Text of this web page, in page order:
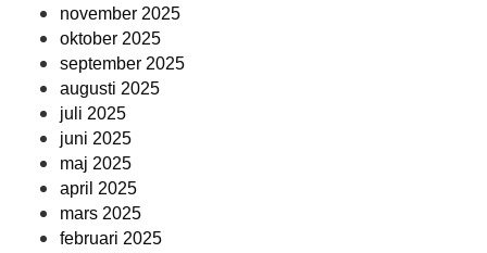
november 2025
oktober 2025
september 2025
augusti 2025
juli 2025
juni 2025
maj 2025
april 2025
mars 2025
februari 2025